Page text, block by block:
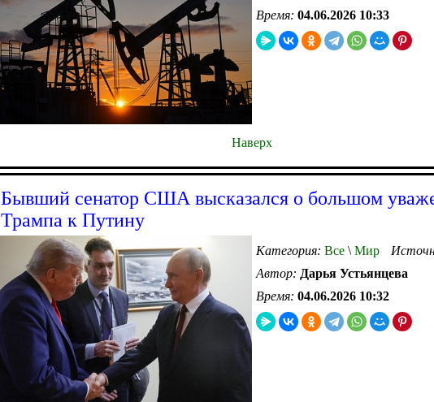
Время: 04.06.2026 10:33
Наверх
Бывший сенатор США высказался о большом
Трампа к Путину
Категория: Все \ Мир
Автор: Дарья Устьянцева
Время: 04.06.2026 10:32